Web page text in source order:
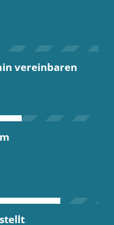
vereinbaren